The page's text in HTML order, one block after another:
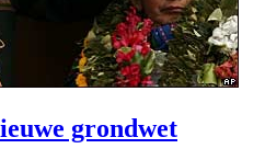
grondwet